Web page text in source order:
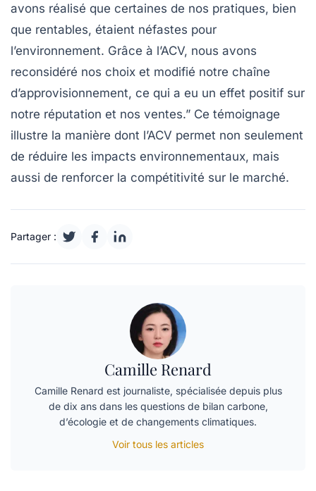
avons réalisé que certaines de nos pratiques, bien
que rentables, étaient néfastes pour
l’environnement. Grâce à l’ACV, nous avons
reconsidéré nos choix et modifié notre chaîne
d’approvisionnement, ce qui a eu un effet positif sur
notre réputation et nos ventes.” Ce témoignage
illustre la manière dont l’ACV permet non seulement
de réduire les impacts environnementaux, mais
aussi de renforcer la compétitivité sur le marché.
Partager :
Camille Renard
Camille Renard est journaliste, spécialisée depuis plus
de dix ans dans les questions de bilan carbone,
d’écologie et de changements climatiques.
Voir tous les articles